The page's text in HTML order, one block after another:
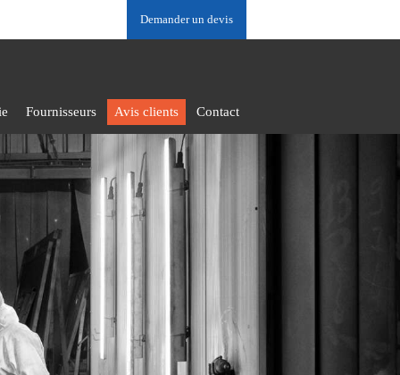
Demander un devis
Fournisseurs Avis clients Contact